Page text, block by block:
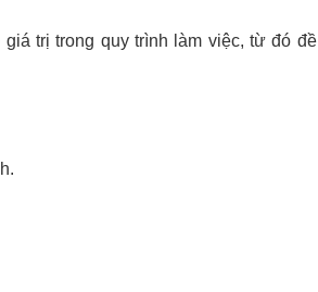
trị trong quy trình làm việc, từ đó đề